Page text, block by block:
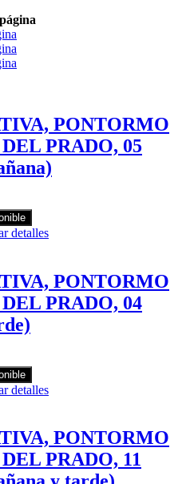
PONTORMO
PRADO, 05
detalles
PONTORMO
PRADO, 04
detalles
PONTORMO
PRADO, 11